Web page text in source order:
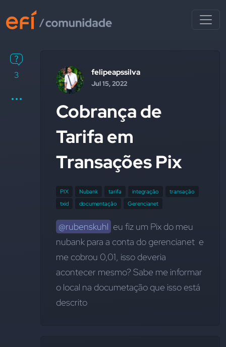
3 felipeapssilva
Jul 15, 2022
Cobrança de
Tarifa em
Transações Pix
PIX Nubank tarifa integração
transação
txid
documentação Gerencianet
@rubenskuhl eu fiz um Pix do meu
nubank para a conta do gerencianet  e
me cobrou 0,01, isso deveria
acontecer mesmo? Sabe me informar
o local na documetação que isso está
descrito